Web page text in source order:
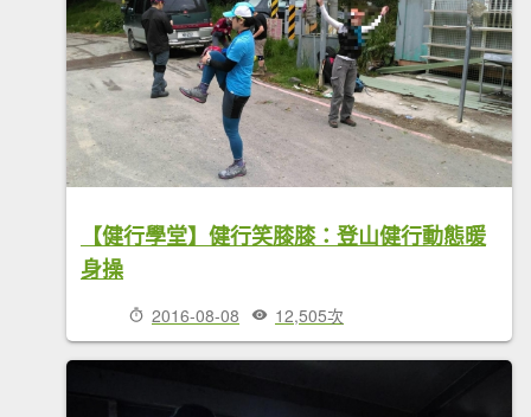
【健行學堂】健行笑膝膝：登山健行動態暖
身操
2016-08-08 12,505次